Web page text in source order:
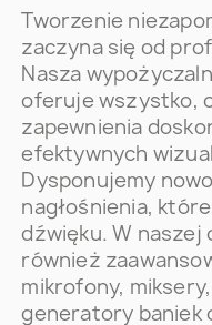
Tworzenie
zaczyna się od
Nasza
oferuje wszystko,
zapewnienia
efektywnych
Dysponujemy
nagłośnienia,
dźwięku. W
również
mikrofony,
generatory baniek